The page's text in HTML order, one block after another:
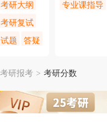
考研大纲
考研复试
试题 答疑
专业课指导
考研报考 > 考研分数